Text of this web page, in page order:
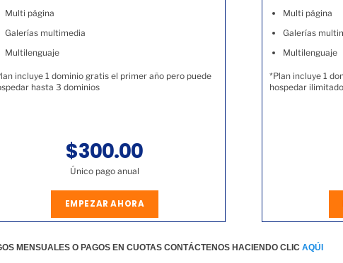
Multi página
Galerías multimedia
Multilenguaje
incluye 1 dominio gratis el primer año pero puede
hasta 3 dominios
$300.00
Único pago anual
EMPEZAR AHORA
Multi página
Galerías
Multilenguaje
*Plan incluye 1
hospedar
MENSUALES O PAGOS EN CUOTAS CONTÁCTENOS HACIENDO CLIC AQÚI